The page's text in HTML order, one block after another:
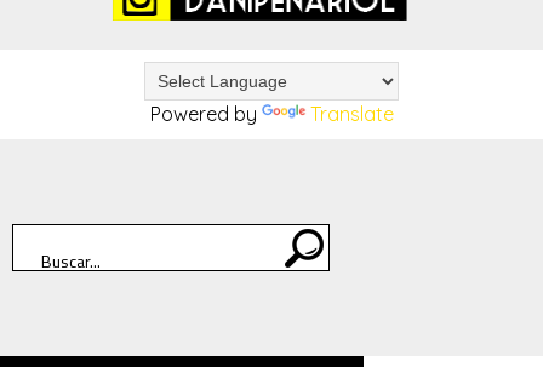
Powered by Translate